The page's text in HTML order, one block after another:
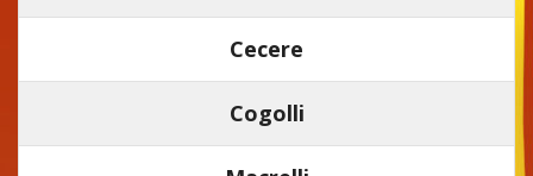
Cecere
Cogolli